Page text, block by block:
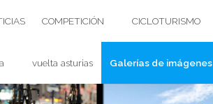
COMPETICIÓN CICLOTURISMO
vuelta asturias Galerías de imágenes